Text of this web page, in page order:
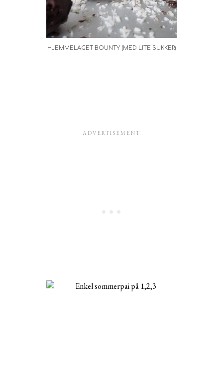
HJEMMELAGET BOUNTY (MED LITE SUKKER)